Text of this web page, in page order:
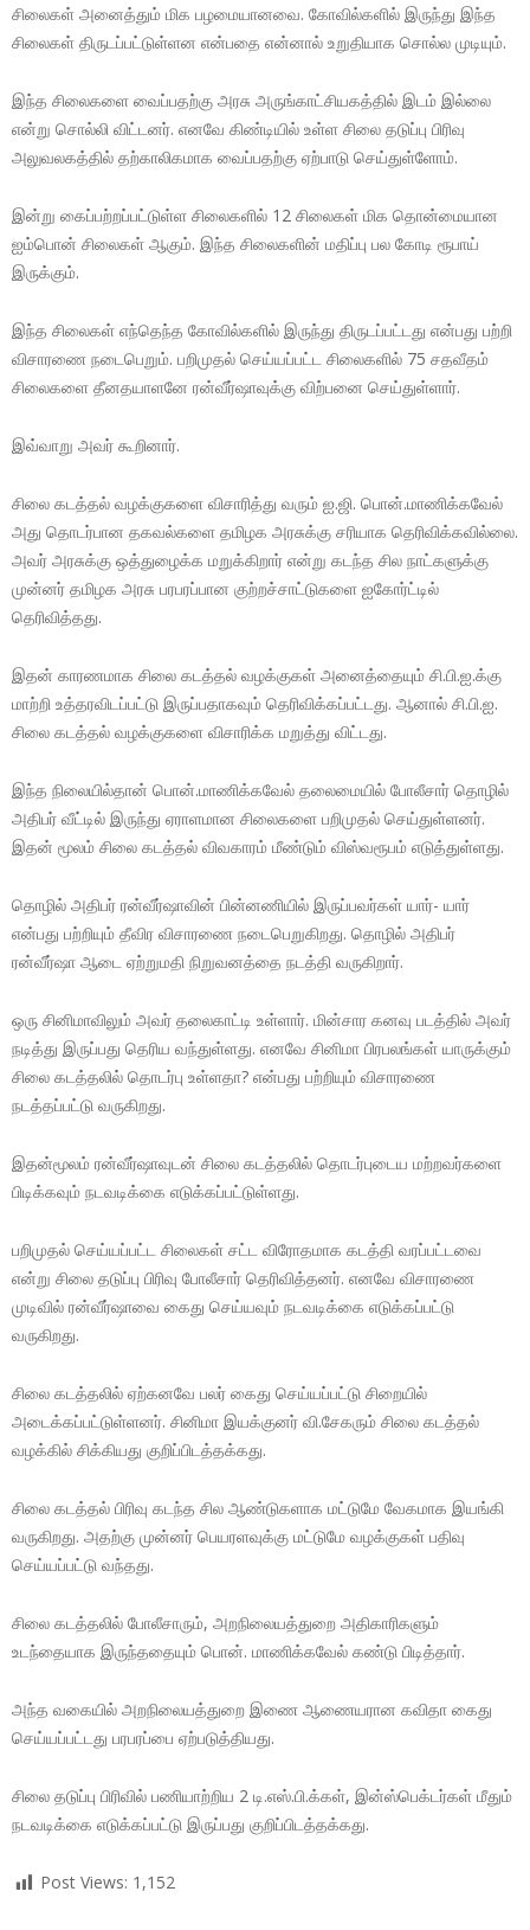
சிலைகள் அனைத்தும் மிக பழமையானவை. கோவில்களில் இருந்து இந்த
சிலைகள் திருடப்பட்டுள்ளன என்பதை என்னால் உறுதியாக சொல்ல முடியும்.
இந்த சிலைகளை வைப்பதற்கு அரசு அருங்காட்சியகத்தில் இடம் இல்லை
என்று சொல்லி விட்டனர். எனவே கிண்டியில் உள்ள சிலை தடுப்பு பிரிவு
அலுவலகத்தில் தற்காலிகமாக வைப்பதற்கு ஏற்பாடு செய்துள்ளோம்.
இன்று கைப்பற்றப்பட்டுள்ள சிலைகளில் 12 சிலைகள் மிக தொன்மையான
ஐம்பொன் சிலைகள் ஆகும். இந்த சிலைகளின் மதிப்பு பல கோடி ரூபாய்
இருக்கும்.
இந்த சிலைகள் எந்தெந்த கோவில்களில் இருந்து திருடப்பட்டது என்பது பற்றி
விசாரணை நடைபெறும். பறிமுதல் செய்யப்பட்ட சிலைகளில் 75 சதவீதம்
சிலைகளை தீனதயாளனே ரன்வீர்ஷாவுக்கு விற்பனை செய்துள்ளார்.
இவ்வாறு அவர் கூறினார்.
சிலை கடத்தல் வழக்குகளை விசாரித்து வரும் ஐ.ஜி. பொன்.மாணிக்கவேல்
அது தொடர்பான தகவல்களை தமிழக அரசுக்கு சரியாக தெரிவிக்கவில்லை.
அவர் அரசுக்கு ஒத்துழைக்க மறுக்கிறார் என்று கடந்த சில நாட்களுக்கு
முன்னர் தமிழக அரசு பரபரப்பான குற்றச்சாட்டுகளை ஐகோர்ட்டில்
தெரிவித்தது.
இதன் காரணமாக சிலை கடத்தல் வழக்குகள் அனைத்தையும் சி.பி.ஐ.க்கு
மாற்றி உத்தரவிடப்பட்டு இருப்பதாகவும் தெரிவிக்கப்பட்டது. ஆனால் சி.பி.ஐ.
சிலை கடத்தல் வழக்குகளை விசாரிக்க மறுத்து விட்டது.
இந்த நிலையில்தான் பொன்.மாணிக்கவேல் தலைமையில் போலீசார் தொழில்
அதிபர் வீட்டில் இருந்து ஏராளமான சிலைகளை பறிமுதல் செய்துள்ளனர்.
இதன் மூலம் சிலை கடத்தல் விவகாரம் மீண்டும் விஸ்வரூபம் எடுத்துள்ளது.
தொழில் அதிபர் ரன்வீர்ஷாவின் பின்னணியில் இருப்பவர்கள் யார்- யார்
என்பது பற்றியும் தீவிர விசாரணை நடைபெறுகிறது. தொழில் அதிபர்
ரன்வீர்ஷா ஆடை ஏற்றுமதி நிறுவனத்தை நடத்தி வருகிறார்.
ஒரு சினிமாவிலும் அவர் தலைகாட்டி உள்ளார். மின்சார கனவு படத்தில் அவர்
நடித்து இருப்பது தெரிய வந்துள்ளது. எனவே சினிமா பிரபலங்கள் யாருக்கும்
சிலை கடத்தலில் தொடர்பு உள்ளதா? என்பது பற்றியும் விசாரணை
நடத்தப்பட்டு வருகிறது.
இதன்மூலம் ரன்வீர்ஷாவுடன் சிலை கடத்தலில் தொடர்புடைய மற்றவர்களை
பிடிக்கவும் நடவடிக்கை எடுக்கப்பட்டுள்ளது.
பறிமுதல் செய்யப்பட்ட சிலைகள் சட்ட விரோதமாக கடத்தி வரப்பட்டவை
என்று சிலை தடுப்பு பிரிவு போலீசார் தெரிவித்தனர். எனவே விசாரணை
முடிவில் ரன்வீர்ஷாவை கைது செய்யவும் நடவடிக்கை எடுக்கப்பட்டு
வருகிறது.
சிலை கடத்தலில் ஏற்கனவே பலர் கைது செய்யப்பட்டு சிறையில்
அடைக்கப்பட்டுள்ளனர். சினிமா இயக்குனர் வி.சேகரும் சிலை கடத்தல்
வழக்கில் சிக்கியது குறிப்பிடத்தக்கது.
சிலை கடத்தல் பிரிவு கடந்த சில ஆண்டுகளாக மட்டுமே வேகமாக இயங்கி
வருகிறது. அதற்கு முன்னர் பெயரளவுக்கு மட்டுமே வழக்குகள் பதிவு
செய்யப்பட்டு வந்தது.
சிலை கடத்தலில் போலீசாரும், அறநிலையத்துறை அதிகாரிகளும்
உடந்தையாக இருந்ததையும் பொன். மாணிக்கவேல் கண்டு பிடித்தார்.
அந்த வகையில் அறநிலையத்துறை இணை ஆணையரான கவிதா கைது
செய்யப்பட்டது பரபரப்பை ஏற்படுத்தியது.
சிலை தடுப்பு பிரிவில் பணியாற்றிய 2 டி.எஸ்.பி.க்கள், இன்ஸ்பெக்டர்கள் மீதும்
நடவடிக்கை எடுக்கப்பட்டு இருப்பது குறிப்பிடத்தக்கது.
Post Views: 1,152